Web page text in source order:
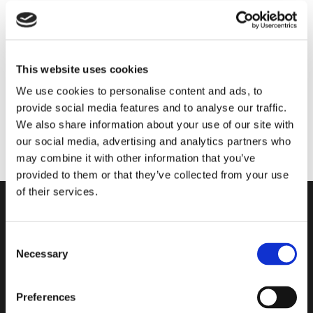
This website uses cookies
We use cookies to personalise content and ads, to
provide social media features and to analyse our traffic.
We also share information about your use of our site with
our social media, advertising and analytics partners who
may combine it with other information that you’ve
provided to them or that they’ve collected from your use
of their services.
Selection
Necessary
Preferences
Gli esclusivi mattoni di vetro,
grazie a un processo di